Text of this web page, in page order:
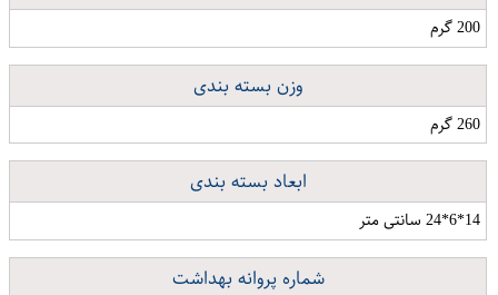
200 گرم
وزن بسته بندی
260 گرم
ابعاد بسته بندی
14*6*24 سانتی متر
شماره پروانه بهداشت